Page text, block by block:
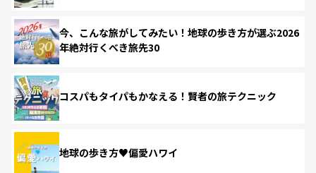
今、こんな旅がしてみたい！地球の歩き方が選ぶ2026
年絶対行くべき旅先30
コスパもタイパもかなえる！賢者の旅テクニック
地球の歩き方♥偏愛ハワイ